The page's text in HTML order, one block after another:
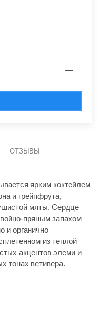
ОТЗЫВЫ
ярким коктейлем
и грейпфрута,
мяты. Сердце
пряным запахом
и органично
из теплой
акцентов элеми и
тонах ветивера.